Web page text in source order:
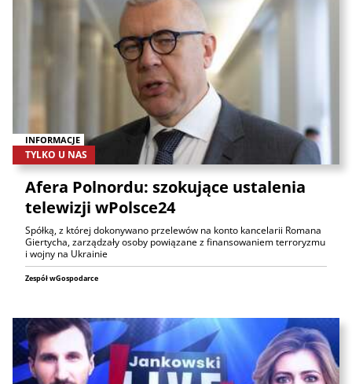
INFORMACJE
TYLKO U NAS
Afera Polnordu: szokujące ustalenia
telewizji wPolsce24
Spółką, z której dokonywano przelewów na konto kancelarii Romana
Giertycha, zarządzały osoby powiązane z finansowaniem terroryzmu
i wojny na Ukrainie
Zespół wGospodarce